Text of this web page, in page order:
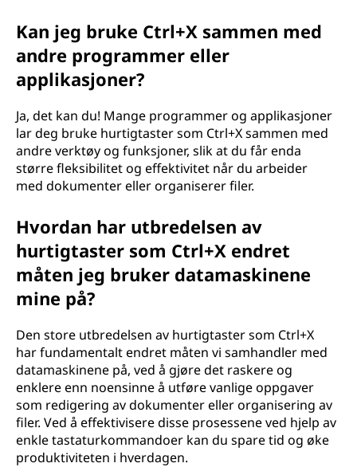
Kan jeg bruke Ctrl+X sammen med
andre programmer eller
applikasjoner?
Ja, det kan du! Mange programmer og applikasjoner
lar deg bruke hurtigtaster som Ctrl+X sammen med
andre verktøy og funksjoner, slik at du får enda
større fleksibilitet og effektivitet når du arbeider
med dokumenter eller organiserer filer.
Hvordan har utbredelsen av
hurtigtaster som Ctrl+X endret
måten jeg bruker datamaskinene
mine på?
Den store utbredelsen av hurtigtaster som Ctrl+X
har fundamentalt endret måten vi samhandler med
datamaskinene på, ved å gjøre det raskere og
enklere enn noensinne å utføre vanlige oppgaver
som redigering av dokumenter eller organisering av
filer. Ved å effektivisere disse prosessene ved hjelp av
enkle tastaturkommandoer kan du spare tid og øke
produktiviteten i hverdagen.